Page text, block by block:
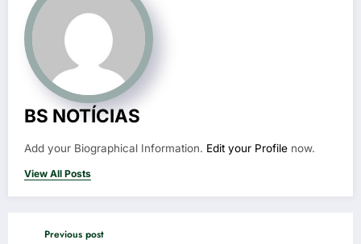
BS NOTÍCIAS
Add your Biographical Information. Edit your Profile now.
View All Posts
Previous post